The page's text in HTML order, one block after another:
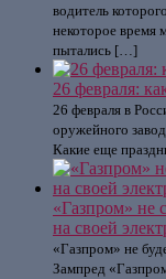
водитель
некоторое время
пытались […]
26 февраля:
26 февраля в
оружейного
Какие еще
«Газпром» не
на своей
«Газпром» не
Зампред